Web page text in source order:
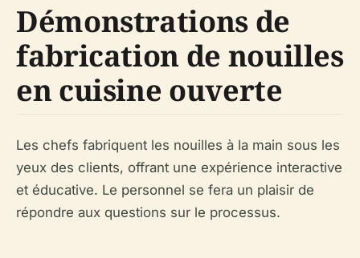
Démonstrations de
fabrication de nouilles
en cuisine ouverte
Les chefs fabriquent les nouilles à la main sous les
yeux des clients, offrant une expérience interactive
et éducative. Le personnel se fera un plaisir de
répondre aux questions sur le processus.